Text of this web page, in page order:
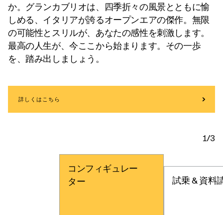
か。グランカブリオは、四季折々の風景とともに愉
しめる、イタリアが誇るオープンエアの傑作。無限
の可能性とスリルが、あなたの感性を刺激します。
最高の人生が、今ここから始まります。その一歩
を、踏み出しましょう。
詳しくはこちら
1/3
コンフィギュレー
ター
試乗 & 資料